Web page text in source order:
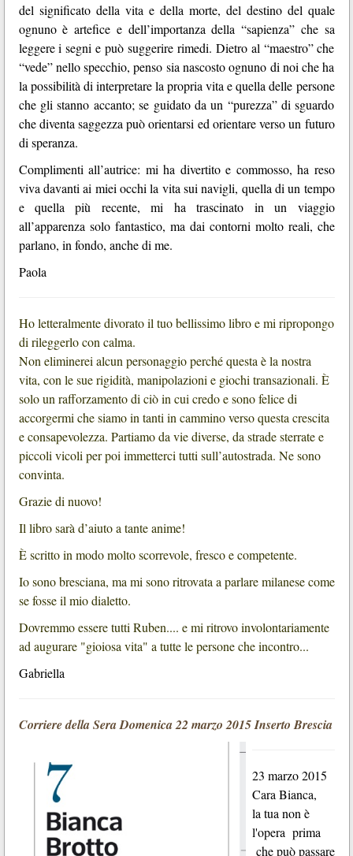
del significato della vita e della morte, del destino del quale
ognuno è artefice e dell’importanza della “sapienza” che sa
leggere i segni e può suggerire rimedi. Dietro al “maestro” che
“vede” nello specchio, penso sia nascosto ognuno di noi che ha
la possibilità di interpretare la propria vita e quella delle persone
che gli stanno accanto; se guidato da un “purezza” di sguardo
che diventa saggezza può orientarsi ed orientare verso un futuro
di speranza.
Complimenti all’autrice: mi ha divertito e commosso, ha reso
viva davanti ai miei occhi la vita sui navigli, quella di un tempo
e quella più recente, mi ha trascinato in un viaggio
all’apparenza solo fantastico, ma dai contorni molto reali, che
parlano, in fondo, anche di me.
Paola
Ho letteralmente divorato il tuo bellissimo libro e mi ripropongo
di rileggerlo con calma.
Non eliminerei alcun personaggio perché questa è la nostra
vita, con le sue rigidità, manipolazioni e giochi transazionali. È
solo un rafforzamento di ciò in cui credo e sono felice di
accorgermi che siamo in tanti in cammino verso questa crescita
e consapevolezza. Partiamo da vie diverse, da strade sterrate e
piccoli vicoli per poi immetterci tutti sull’autostrada. Ne sono
convinta.
Grazie di nuovo!
Il libro sarà d’aiuto a tante anime!
È scritto in modo molto scorrevole, fresco e competente.
Io sono bresciana, ma mi sono ritrovata a parlare milanese come
se fosse il mio dialetto.
Dovremmo essere tutti Ruben.... e mi ritrovo involontariamente
ad augurare "gioiosa vita" a tutte le persone che incontro...
Gabriella
Corriere della Sera Domenica 22 marzo 2015 Inserto Brescia
23 marzo 2015
Cara Bianca,
la tua non è
l'opera prima
che può passare